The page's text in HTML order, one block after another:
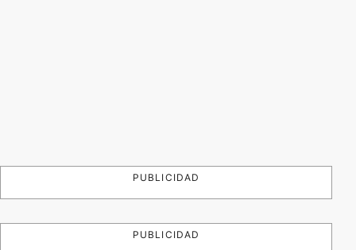
PUBLICIDAD
PUBLICIDAD